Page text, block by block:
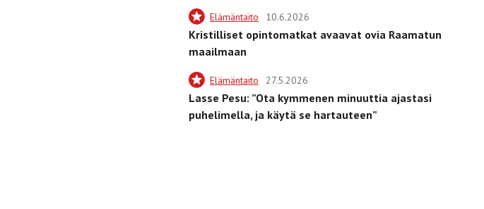
Elämäntaito 10.6.2026
Kristilliset opintomatkat avaavat ovia Raamatun
maailmaan
Elämäntaito 27.5.2026
Lasse Pesu: ”Ota kymmenen minuuttia ajastasi
puhelimella, ja käytä se hartauteen”